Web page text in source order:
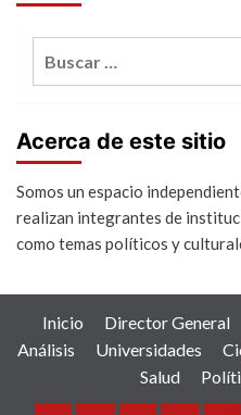
Acerca de este sitio
Somos un espacio
realizan integrantes de
como temas políticos y
Inicio Director General
Análisis
Universidades
Salud